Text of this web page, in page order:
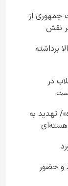
جمهوری از
نقش
عمومی
برداشته
در
تهدید به
و حضور